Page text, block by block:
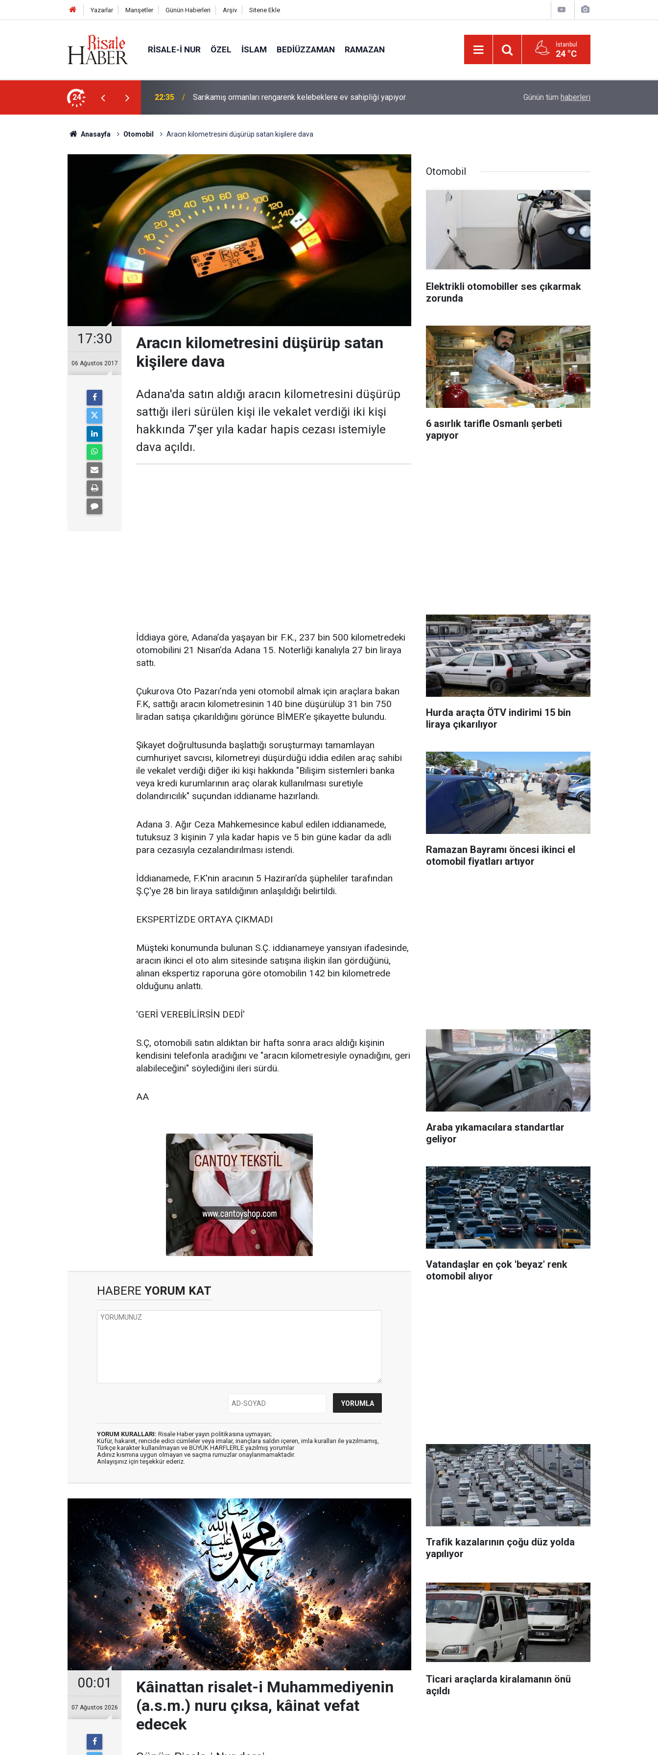
Yazarlar Manşetler Günün Haberleri Arşiv Sitene Ekle
RISALE-I NUR ÖZEL İSLAM BEDIÜZZAMAN RAMAZAN İstanbul
24 °C
24
(a.s.m.) nuru çıksa, kâinat vefat edecek 22:35 Sarıkamış ormanları rengarenk kelebeklere ev sahipliği yapıyor Kur’an'daki bazı şahıs isimlerinin mucizevi
Günün tüm haberleri
Anasayfa Otomobil Aracın kilometresini düşürüp satan kişilere dava
17:30
06 Ağustos 2017
Aracın kilometresini düşürüp satan
kişilere dava
Adana'da satın aldığı aracın kilometresini düşürüp
sattığı ileri sürülen kişi ile vekalet verdiği iki kişi
hakkında 7'şer yıla kadar hapis cezası istemiyle
dava açıldı.
İddiaya göre, Adana’da yaşayan bir F.K., 237 bin 500 kilometredeki
otomobilini 21 Nisan’da Adana 15. Noterliği kanalıyla 27 bin liraya
sattı.
Çukurova Oto Pazarı’nda yeni otomobil almak için araçlara bakan
F.K, sattığı aracın kilometresinin 140 bine düşürülüp 31 bin 750
liradan satışa çıkarıldığını görünce BİMER’e şikayette bulundu.
Şikayet doğrultusunda başlattığı soruşturmayı tamamlayan
cumhuriyet savcısı, kilometreyi düşürdüğü iddia edilen araç sahibi
ile vekalet verdiği diğer iki kişi hakkında "Bilişim sistemleri banka
veya kredi kurumlarının araç olarak kullanılması suretiyle
dolandırıcılık" suçundan iddianame hazırlandı.
Adana 3. Ağır Ceza Mahkemesince kabul edilen iddianamede,
tutuksuz 3 kişinin 7 yıla kadar hapis ve 5 bin güne kadar da adli
para cezasıyla cezalandırılması istendi.
İddianamede, F.K'nin aracının 5 Haziran’da şüpheliler tarafından
Ş.Ç'ye 28 bin liraya satıldığının anlaşıldığı belirtildi.
EKSPERTİZDE ORTAYA ÇIKMADI
Müşteki konumunda bulunan S.Ç. iddianameye yansıyan ifadesinde,
aracın ikinci el oto alım sitesinde satışına ilişkin ilan gördüğünü,
alınan ekspertiz raporuna göre otomobilin 142 bin kilometrede
olduğunu anlattı.
'GERİ VEREBİLİRSİN DEDİ'
S.Ç, otomobili satın aldıktan bir hafta sonra aracı aldığı kişinin
kendisini telefonla aradığını ve "aracın kilometresiyle oynadığını, geri
alabileceğini" söylediğini ileri sürdü.
AA
HABERE YORUM KAT
YORUM KURALLARI: Risale Haber yayın politikasına uymayan;
Küfür, hakaret, rencide edici cümleler veya imalar, inançlara saldırı içeren, imla kuralları ile yazılmamış,
Türkçe karakter kullanılmayan ve BÜYÜK HARFLERLE yazılmış yorumlar
Adınız kısmına uygun olmayan ve saçma rumuzlar onaylanmamaktadır.
Anlayışınız için teşekkür ederiz.
00:01
07 Ağustos 2026
Kâinattan risalet-i Muhammediyenin
(a.s.m.) nuru çıksa, kâinat vefat
edecek
Otomobil
Elektrikli otomobiller ses çıkarmak
zorunda
6 asırlık tarifle Osmanlı şerbeti
yapıyor
Hurda araçta ÖTV indirimi 15 bin
liraya çıkarılıyor
Ramazan Bayramı öncesi ikinci el
otomobil fiyatları artıyor
Araba yıkamacılara standartlar
geliyor
Vatandaşlar en çok 'beyaz' renk
otomobil alıyor
Trafik kazalarının çoğu düz yolda
yapılıyor
Ticari araçlarda kiralamanın önü
açıldı